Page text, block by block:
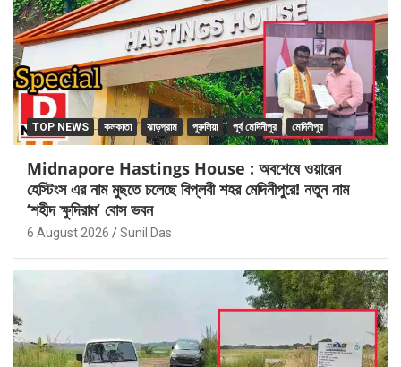
TOP NEWS কলকাতা ঝাড়গ্রাম পুরুলিয়া পূর্ব মেদিনীপুর মেদিনীপুর
Midnapore Hastings House : অবশেষে ওয়ারেন
হেস্টিংস এর নাম মুছতে চলেছে বিপ্লবী শহর মেদিনীপুরে! নতুন নাম
‘শহীদ ক্ষুদিরাম’ বোস ভবন
6 August 2026 Sunil Das